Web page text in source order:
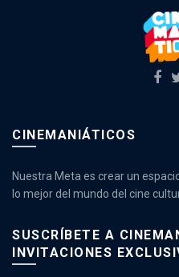
CINEMANIÁTICOS
Nuestra Meta es crear un
lo mejor del mundo del cine
SUSCRÍBETE A
INVITACIONES